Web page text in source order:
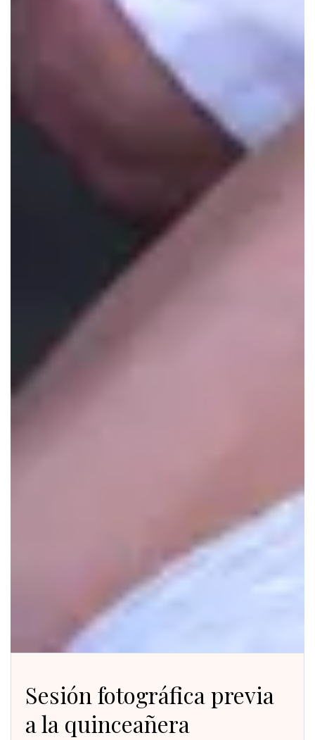
Sesión fotográfica previa
a la quinceañera